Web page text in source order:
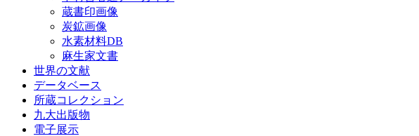
蔵書印画像
炭鉱画像
水素材料DB
麻生家文書
世界の文献
データベース
所蔵コレクション
九大出版物
電子展示